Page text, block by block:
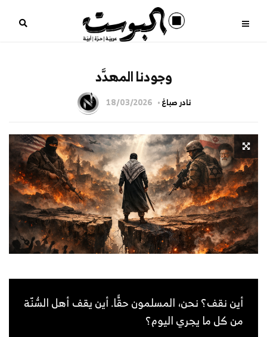
وجودنا المهدَّد
نادر صباغ 18/03/2026
أين نقف؟ نحن، المسلمون حقًّا.أين يقف أهل السُّنّة
من كل ما يجري اليوم؟